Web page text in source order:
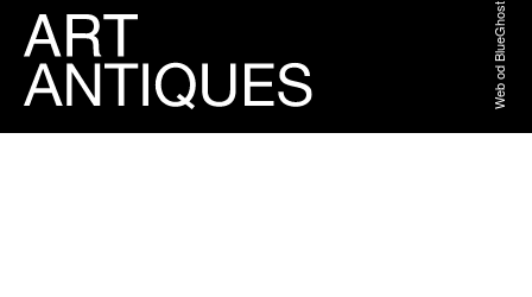
Web od BlueGhost